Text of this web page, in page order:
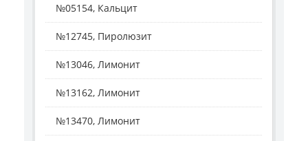
№05154, Кальцит
№12745, Пиролюзит
№13046, Лимонит
№13162, Лимонит
№13470, Лимонит